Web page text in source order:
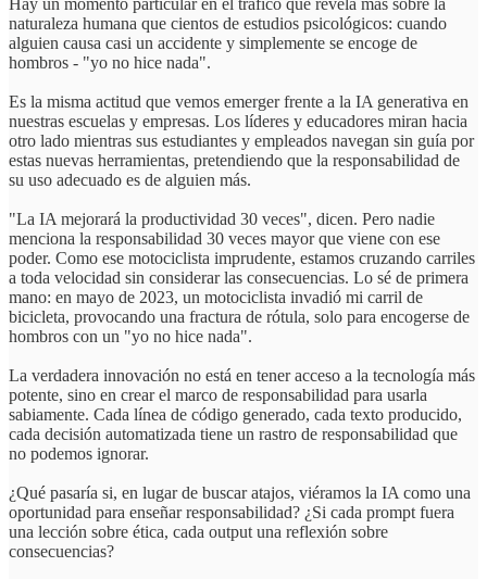
naturaleza humana que cientos de estudios psicológicos: cuando
alguien causa casi un accidente y simplemente se encoge de
hombros - "yo no hice nada".
Es la misma actitud que vemos emerger frente a la IA generativa en
nuestras escuelas y empresas. Los líderes y educadores miran hacia
otro lado mientras sus estudiantes y empleados navegan sin guía por
estas nuevas herramientas, pretendiendo que la responsabilidad de
su uso adecuado es de alguien más.
"La IA mejorará la productividad 30 veces", dicen. Pero nadie
menciona la responsabilidad 30 veces mayor que viene con ese
poder. Como ese motociclista imprudente, estamos cruzando carriles
a toda velocidad sin considerar las consecuencias. Lo sé de primera
mano: en mayo de 2023, un motociclista invadió mi carril de
bicicleta, provocando una fractura de rótula, solo para encogerse de
hombros con un "yo no hice nada".
La verdadera innovación no está en tener acceso a la tecnología más
potente, sino en crear el marco de responsabilidad para usarla
sabiamente. Cada línea de código generado, cada texto producido,
cada decisión automatizada tiene un rastro de responsabilidad que
no podemos ignorar.
¿Qué pasaría si, en lugar de buscar atajos, viéramos la IA como una
oportunidad para enseñar responsabilidad? ¿Si cada prompt fuera
una lección sobre ética, cada output una reflexión sobre
consecuencias?